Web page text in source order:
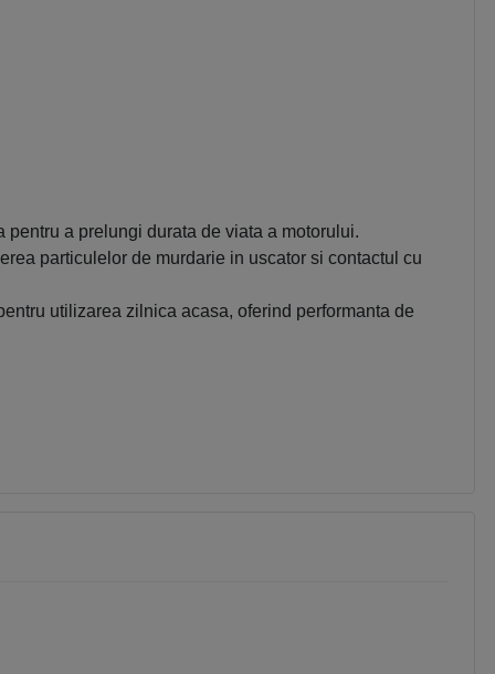
a prelungi durata de viata a motorului.
particulelor de murdarie in uscator si contactul cu
utilizarea zilnica acasa, oferind performanta de